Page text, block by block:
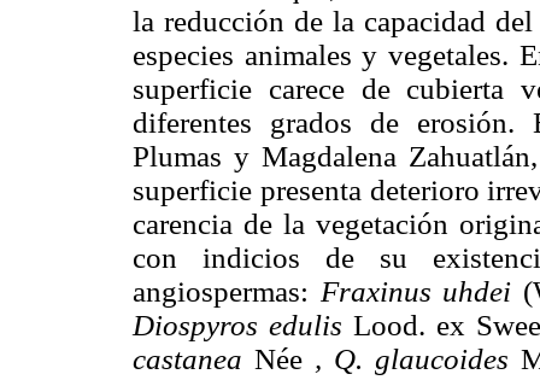
la reducción de la capacidad
especies animales y vegetales.
superficie carece de cubierta
diferentes grados de erosión.
Plumas y Magdalena
superficie presenta deterioro
carencia de la vegetación
con indicios de su
angiospermas: Fraxinus uhdei
Diospyros edulis Lood. ex
castanea Née , Q. glaucoides